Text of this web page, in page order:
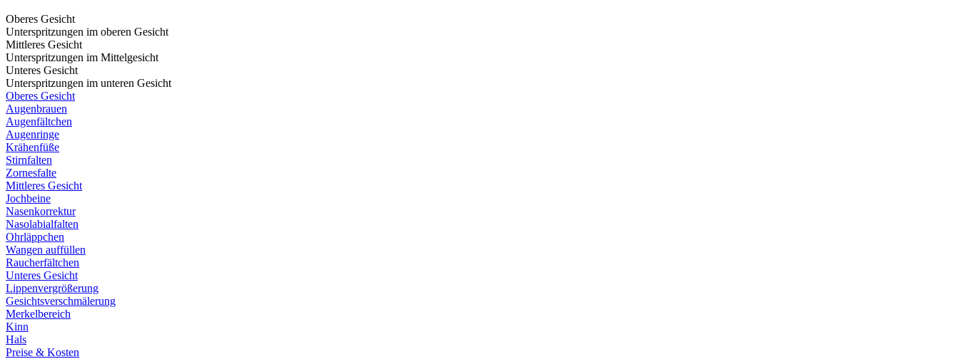
Oberes Gesicht
Unterspritzungen im oberen Gesicht
Mittleres Gesicht
Unterspritzungen im Mittelgesicht
Unteres Gesicht
Unterspritzungen im unteren Gesicht
Oberes Gesicht
Augenbrauen
Augenfältchen
Augenringe
Krähenfüße
Stirnfalten
Zornesfalte
Mittleres Gesicht
Jochbeine
Nasenkorrektur
Nasolabialfalten
Ohrläppchen
Wangen auffüllen
Raucherfältchen
Unteres Gesicht
Lippenvergrößerung
Gesichtsverschmälerung
Merkelbereich
Kinn
Hals
Preise & Kosten